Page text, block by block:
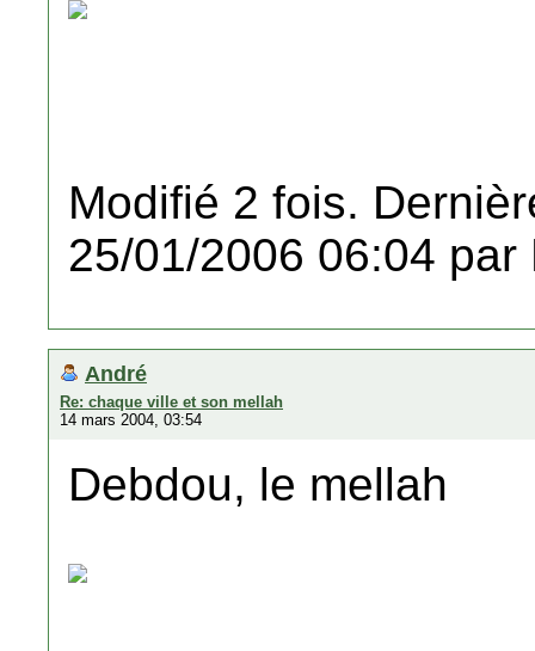
Modifié 2 fois.
25/01/2006 06:04 par
André
Re: chaque ville et son mellah
14 mars 2004, 03:54
Debdou, le mellah